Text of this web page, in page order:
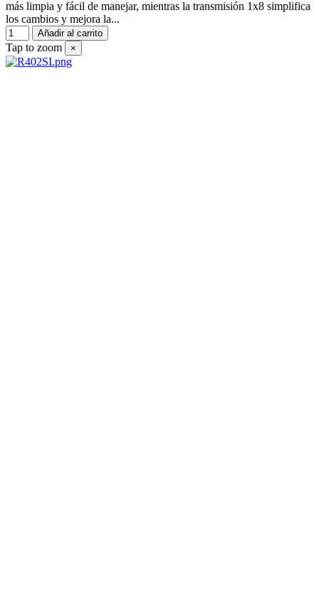
más limpia y fácil de manejar, mientras la transmisión 1x8 simplifica
los cambios y mejora la...
Añadir al carrito
Tap to zoom ×